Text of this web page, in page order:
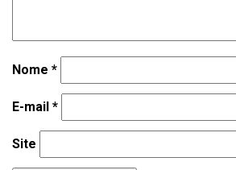
Nome *
E-mail *
Site